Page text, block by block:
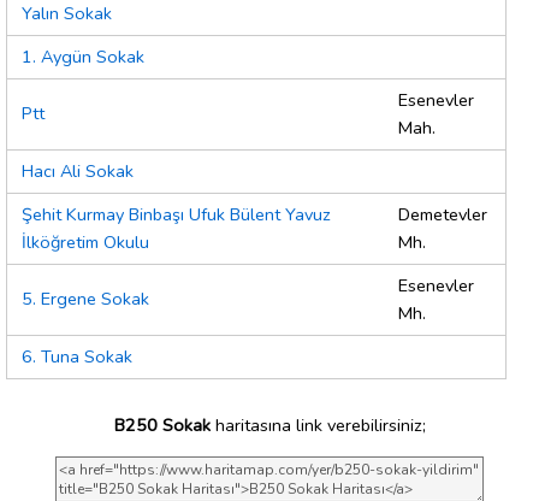
Yalın Sokak
1. Aygün Sokak
Ptt
Esenevler
Mah.
Hacı Ali Sokak
Şehit Kurmay Binbaşı Ufuk Bülent Yavuz
İlköğretim Okulu
Demetevler
Mh.
5. Ergene Sokak
Esenevler
Mh.
6. Tuna Sokak
B250 Sokakharitasına link verebilirsiniz;